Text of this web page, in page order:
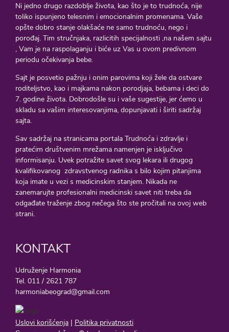
Ni jedno drugo razdoblje života, kao što je to trudnoća, nije
toliko ispunjeno telesnim i emocionalnim promenama. Vaše
opšte dobro stanje olakšaće ne samo trudnoću, nego i
porođaj. Tim stručnjaka, razlicitih specijalnosti ,na našem sajtu
, Vam je na raspolaganju i biće uz Vas u ovom predivnom
periodu očekivanja bebe.
Sajt je posvetio pažnju i onim parovima koji žele da ostvare
roditeljstvo, kao i majkama nakon porodjaja, bebama i deci do
7. godine života. Dobrodošle su i vaše sugestije, jer ćemo u
skladu sa vašim interesovanjima, dopunjavati i širiti sadržaj
sajta.
Sav sadržaj na stranicama portala Trudnoća i zdravlje i
pratećim društvenim mrežama namenjen je isključivo
informisanju. Uvek potražite savet svog lekara ili drugog
kvalifikovanog zdravstvenog radnika s bilo kojim pitanjima
koja imate u vezi s medicinskim stanjem. Nikada ne
zanemarujte profesionalni medicinski savet niti treba da
odgađate traženje zbog nečega što ste pročitali na ovoj web
strani.
KONTAKT
Udruženje Harmonia
Tel. 011 / 2621 787
harmoniabeograd@gmail.com
Uslovi korišćenja | Politika privatnosti